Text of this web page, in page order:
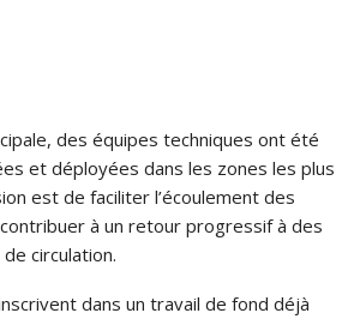
des équipes techniques ont été
et déployées dans les zones les plus
est de faciliter l’écoulement des
à un retour progressif à des
circulation.
dans un travail de fond déjà